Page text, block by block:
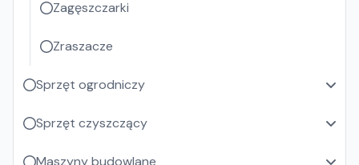
Zagęszczarki
Zraszacze
Sprzęt ogrodniczy
Sprzęt czyszczący
Maszyny budowlane